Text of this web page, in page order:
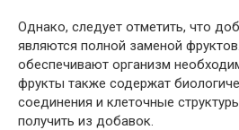
Однако, следует отметить, что
являются полной заменой
обеспечивают организм
фрукты также содержат
соединения и клеточные
получить из добавок.